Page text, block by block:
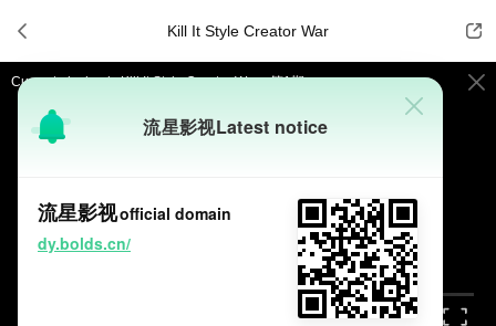
 Kill It Style Creator War 
流星影视Latest notice
流星影视official domain
dy.bolds.cn/

Current playback:Kill It Style Creator War - 第1期
提醒 不要轻易相信视频中的广告，谨防上当受骗!
视频载入速度跟网速有关，请耐心等待几秒钟。